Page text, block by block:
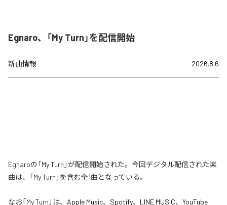
Egnaro、「My Turn」を配信開始
新曲情報 2026.8.6
Egnaroの「My Turn」が配信開始された。今回デジタル配信された楽
曲は、「My Turn」を含む全1曲となっている。
なお「My Turn 」は、 Apple Music、 Spotify、 LINE MUSIC、 YouTube